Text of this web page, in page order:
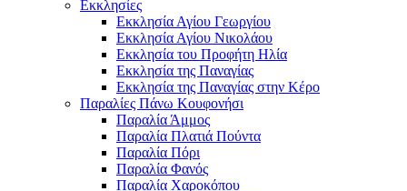
Εκκλησίες
Εκκλησία Αγίου Γεωργίου
Εκκλησία Αγίου Νικολάου
Εκκλησία του Προφήτη Ηλία
Εκκλησία της Παναγίας
Εκκλησία της Παναγίας στην Κέρο
Παραλίες Πάνω Κουφονήσι
Παραλία Άμμος
Παραλία Πλατιά Πούντα
Παραλία Πόρι
Παραλία Φανός
Παραλία Χαροκόπου